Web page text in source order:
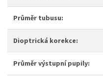
Průměr tubusu:
Dioptrická korekce:
Průměr výstupní pupily: